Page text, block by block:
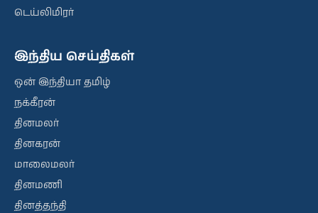
டெய்லிமிரர்
இந்திய செய்திகள்
ஒன் இந்தியா தமிழ்
நக்கீரன்
தினமலர்
தினகரன்
மாலைமலர்
தினமணி
தினத்தந்தி